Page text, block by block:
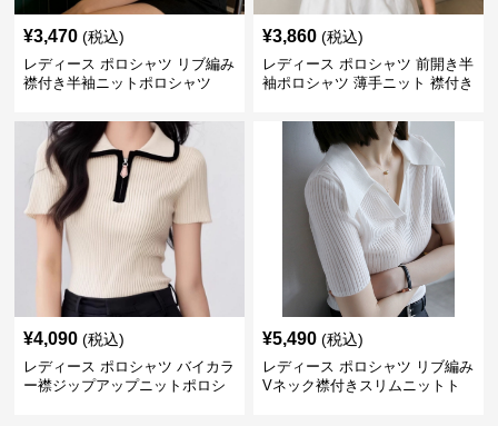
¥3,470 (税込)
レディース ポロシャツ リブ編み
襟付き半袖ニットポロシャツ
¥3,860 (税込)
レディース ポロシャツ 前開き半
袖ポロシャツ 薄手ニット 襟付き
¥4,090 (税込)
レディース ポロシャツ バイカラ
ー襟ジップアップニットポロシ
¥5,490 (税込)
レディース ポロシャツ リブ編み
Vネック襟付きスリムニットト